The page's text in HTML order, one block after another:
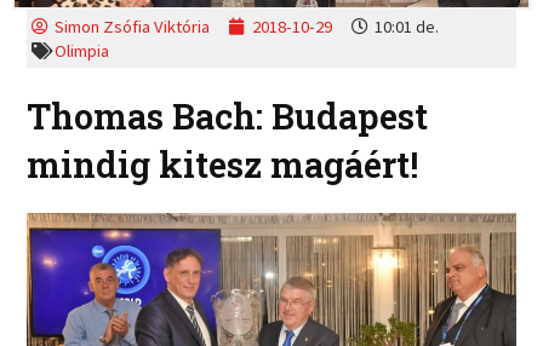
Simon Zsófia Viktória 2018-10-29
10:01 de.
Olimpia
Thomas Bach: Budapest
mindig kitesz magáért!